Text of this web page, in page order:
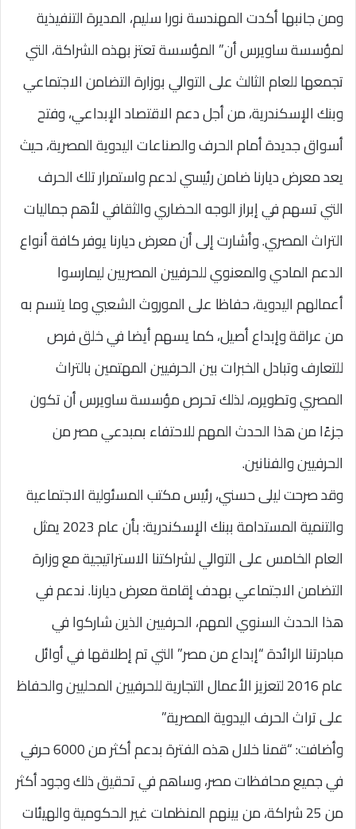
ومن جانبها أكدت المهندسة نورا سليم، المديرة التنفيذية
لمؤسسة ساويرس أن” المؤسسة تعتز بهذه الشراكة، التي
تجمعها للعام الثالث على التوالي بوزارة التضامن الاجتماعي
وبنك الإسكندرية، من أجل دعم الاقتصاد الإبداعي، وفتح
أسواق جديدة أمام الحرف والصناعات اليدوية المصرية، حيث
يعد معرض ديارنا ضامن رئيسي لدعم واستمرار تلك الحرف
التي تسهم في إبراز الوجه الحضاري والثقافي لأهم جماليات
التراث المصري. وأشارت إلى أن معرض ديارنا يوفر كافة أنواع
الدعم المادي والمعنوي للحرفيين المصريين ليمارسوا
أعمالهم اليدوية، حفاظا على الموروث الشعبي وما يتسم به
من عراقة وإبداع أصيل، كما يسهم أيضا في خلق فرص
للتعارف وتبادل الخبرات بين الحرفيين المهتمين بالتراث
المصري وتطويره، لذلك تحرص مؤسسة ساويرس أن تكون
جزءًا من هذا الحدث المهم للاحتفاء بمبدعي مصر من
الحرفيين والفنانين.
وقد صرحت ليلى حسني، رئيس مكتب المسئولية الاجتماعية
والتنمية المستدامة ببنك الإسكندرية: بأن عام 2023 يمثل
العام الخامس على التوالي لشراكتنا الاستراتيجية مع وزارة
التضامن الاجتماعي بهدف إقامة معرض ديارنا. ندعم في
هذا الحدث السنوي المهم، الحرفيين الذين شاركوا في
مبادرتنا الرائدة “إبداع من مصر” التي تم إطلاقها في أوائل
عام 2016 لتعزيز الأعمال التجارية للحرفيين المحليين والحفاظ
على تراث الحرف اليدوية المصرية.”
وأضافت: “قمنا خلال هذه الفترة بدعم أكثر من 6000 حرفي
في جميع محافظات مصر، وساهم في تحقيق ذلك وجود أكثر
من 25 شراكة، من بينهم المنظمات غير الحكومية والهيئات